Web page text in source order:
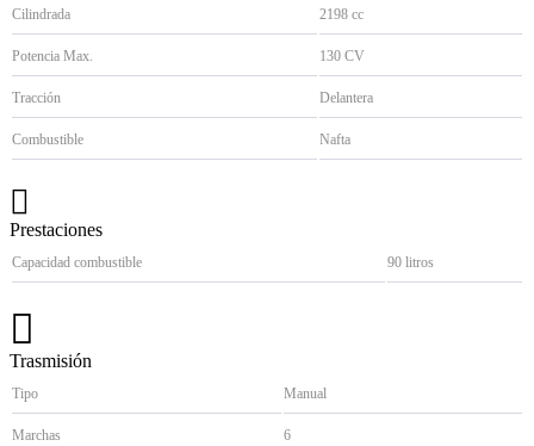
Cilindrada 2198 cc
Potencia Max. 130 CV
Tracción Delantera
Combustible Nafta
Prestaciones
Capacidad combustible 90 litros
Trasmisión
Tipo Manual
Marchas 6